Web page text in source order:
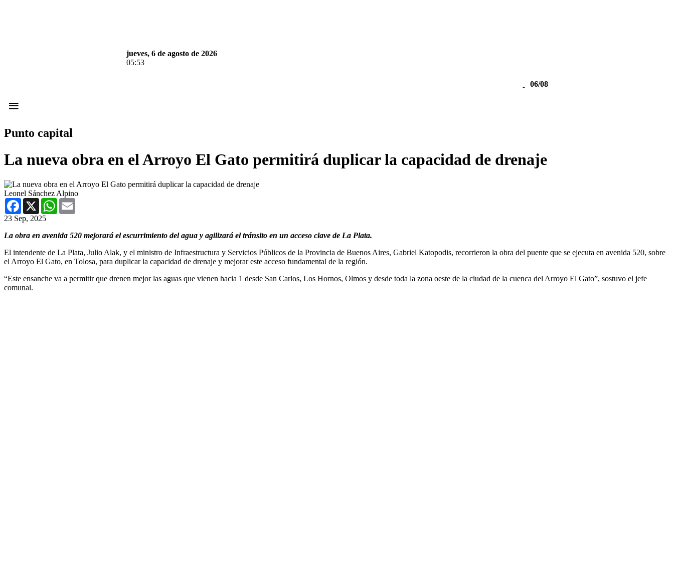
jueves, 6 de agosto de 2026
05:53
06/08
≡
Punto capital
La nueva obra en el Arroyo El Gato permitirá duplicar la capacidad de drenaje
Leonel Sánchez Alpino
Facebook
X WhatsApp
23 Sep, 2025
La obra en avenida 520 mejorará el escurrimiento del agua y agilizará el tránsito en un acceso clave de La Plata.
El intendente de La Plata, Julio Alak, y el ministro de Infraestructura y Servicios Públicos de la Provincia de Buenos Aires, Gabriel Katopodis, recorrieron la obra del puente que se ejecuta en avenida 520, sobre
el Arroyo El Gato, en Tolosa, para duplicar la capacidad de drenaje y mejorar este acceso fundamental de la región.
“Este ensanche va a permitir que drenen mejor las aguas que vienen hacia 1 desde San Carlos, Los Hornos, Olmos y desde toda la zona oeste de la ciudad de la cuenca del Arroyo El Gato”, sostuvo el jefe
comunal.